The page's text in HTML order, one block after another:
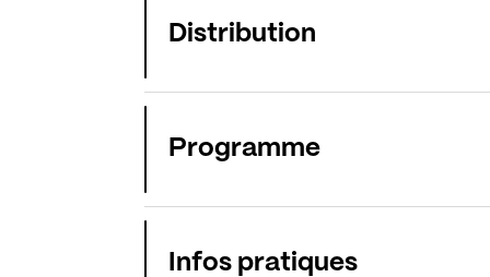
Distribution
Programme
Infos pratiques